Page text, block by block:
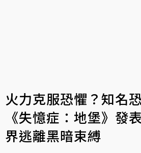
火力克服恐懼？知名
《失憶症：地堡》發
界逃離黑暗束縛